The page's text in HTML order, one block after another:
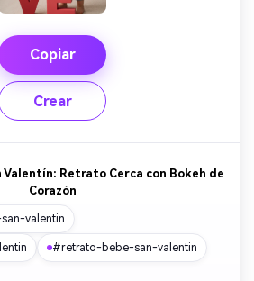
Copiar
Crear
Valentín: Retrato Cerca con Bokeh de
Corazón
valentin
#retrato-bebe-san-valentin